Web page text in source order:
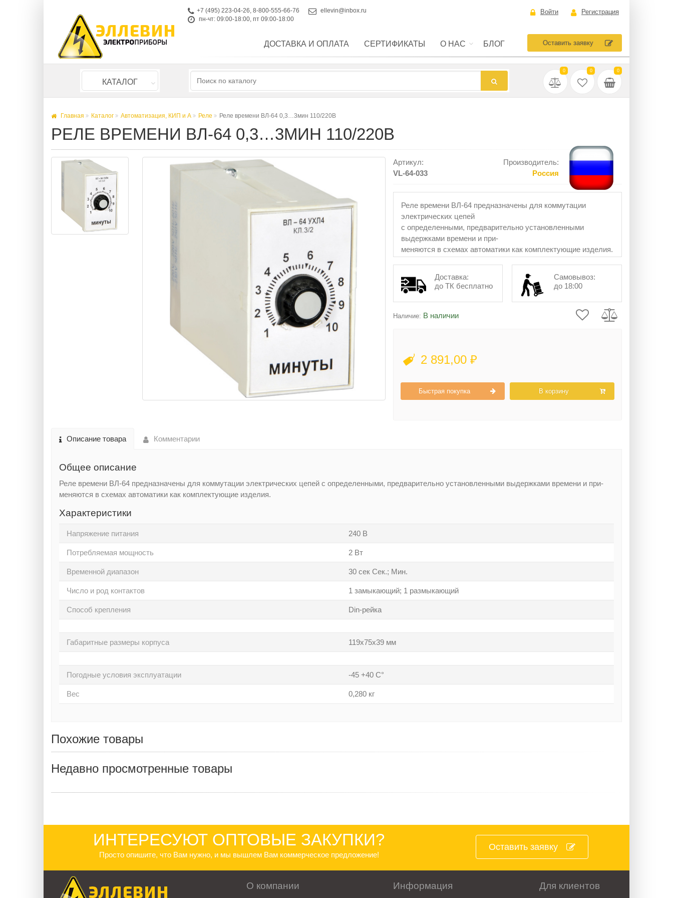
+7 (495) 223-04-26, 8-800-555-66-76
ellevin@inbox.ru
пн-чт: 09:00-18:00, пт 09:00-18:00
Войти Регистрация
ДОСТАВКА И ОПЛАТА СЕРТИФИКАТЫ О НАС БЛОГ Оставить заявку
КАТАЛОГ
0 0 0
Главная Каталог Автоматизация, КИП и А Реле Реле времени ВЛ-64 0,3…3мин 110/220В
РЕЛЕ ВРЕМЕНИ ВЛ-64 0,3…3МИН 110/220В
Артикул:
VL-64-033
Производитель:
Россия
Реле времени ВЛ-64 предназначены для коммутации
электрических цепей
с определенными, предварительно установленными
выдержками времени и при-
меняются в схемах автоматики как комплектующие изделия.
Доставка:
до ТК бесплатно
Самовывоз:
до 18:00
Наличие: В наличии
2 891,00 ₽
Быстрая покупка В корзину
Описание товара Комментарии
Общее описание
Реле времени ВЛ-64 предназначены для коммутации электрических цепей с определенными, предварительно установленными выдержками времени и при-
меняются в схемах автоматики как комплектующие изделия.
Характеристики
Напряжение питания 240 В
Потребляемая мощность 2 Вт
Временной диапазон 30 сек Сек.; Мин.
Число и род контактов 1 замыкающий; 1 размыкающий
Способ крепления Din-рейка
Габаритные размеры корпуса 119х75х39 мм
Погодные условия эксплуатации -45 +40 С°
Вес 0,280 кг
Похожие товары
Недавно просмотренные товары
ИНТЕРЕСУЮТ ОПТОВЫЕ ЗАКУПКИ?
Просто опишите, что Вам нужно, и мы вышлем Вам коммерческое предложение!
Оставить заявку
О компании Информация Для клиентов